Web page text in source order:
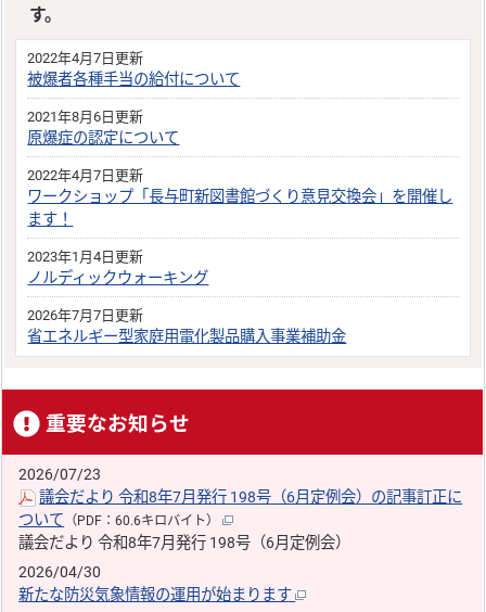
す。
2022年4月7日更新
被爆者各種手当の給付について
2021年8月6日更新
原爆症の認定について
2022年4月7日更新
ワークショップ「長与町新図書館づくり意見交換会」を開催し
ます！
2023年1月4日更新
ノルディックウォーキング
2026年7月7日更新
省エネルギー型家庭用電化製品購入事業補助金
重要なお知らせ
2026/07/23
議会だより 令和8年7月発行 198号（6月定例会）の記事訂正に
ついて （PDF：60.6キロバイト）
議会だより 令和8年7月発行 198号（6月定例会）
2026/04/30
新たな防災気象情報の運用が始まります